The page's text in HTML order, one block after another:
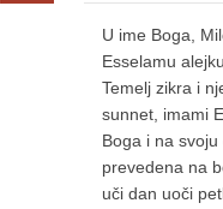
U ime Boga,
Esselamu
Temelj zikra i
sunnet, imami
Boga i na
prevedena na
uči dan uoči